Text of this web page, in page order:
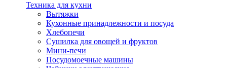
Техника для кухни
Вытяжки
Кухонные принадлежности и посуда
Хлебопечи
Сушилка для овощей и фруктов
Мини-печи
Посудомоечные машины